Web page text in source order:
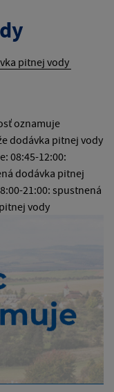
pitnej vody
oznamuje
dodávka pitnej vody
08:45-12:00:
dodávka pitnej
21:00: spustnená
vody